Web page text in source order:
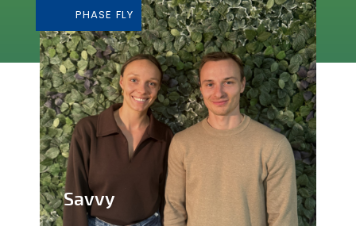
En savoir plus
PHASE FLY
Savvy